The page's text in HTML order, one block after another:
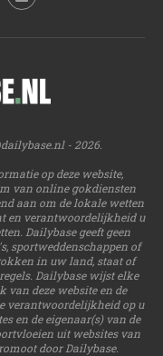
- 2026.
op deze website,
van online gokdiensten
aan om de lokale wetten
en verantwoordelijkheid u
Dailybase geeft geen
sportweddenschappen of
in uw land, staat of
Dailybase wijst elke
deze website en de
verantwoordelijkheid op u
en de eigenaar(s) van de
uit websites van
door Dailybase.